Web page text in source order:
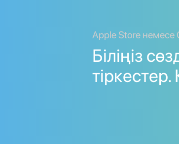
Apple Store немесе
Біліңіз
тіркестер.